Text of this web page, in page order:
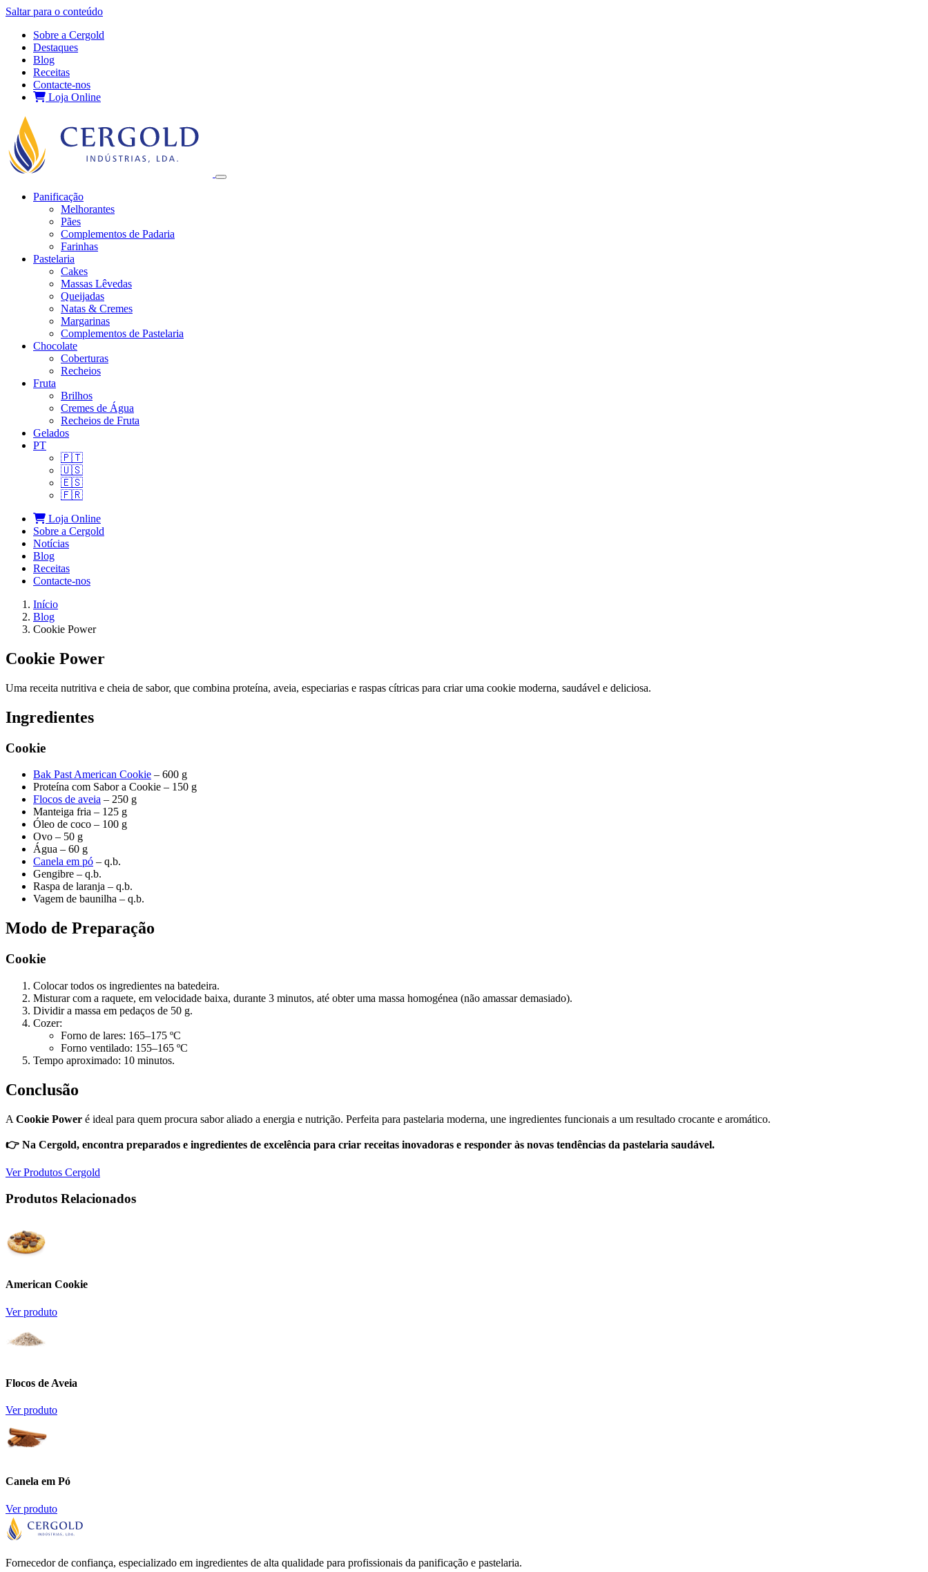
Saltar para o conteúdo
Sobre a Cergold
Destaques
Blog
Receitas
Contacte‑nos
Loja Online
Panificação
Melhorantes
Pães
Complementos de Padaria
Farinhas
Pastelaria
Cakes
Massas Lêvedas
Queijadas
Natas & Cremes
Margarinas
Complementos de Pastelaria
Chocolate
Coberturas
Recheios
Fruta
Brilhos
Cremes de Água
Recheios de Fruta
Gelados
PT
🇵🇹
🇺🇸
🇪🇸
🇫🇷
Loja Online
Sobre a Cergold
Notícias
Blog
Receitas
Contacte‑nos
Início
Blog
Cookie Power
Cookie Power
Uma receita nutritiva e cheia de sabor, que combina proteína, aveia, especiarias e raspas cítricas para criar uma cookie moderna, saudável e deliciosa.
Ingredientes
Cookie
Bak Past American Cookie – 600 g
Proteína com Sabor a Cookie – 150 g
Flocos de aveia – 250 g
Manteiga fria – 125 g
Óleo de coco – 100 g
Ovo – 50 g
Água – 60 g
Canela em pó – q.b.
Gengibre – q.b.
Raspa de laranja – q.b.
Vagem de baunilha – q.b.
Modo de Preparação
Cookie
Colocar todos os ingredientes na batedeira.
Misturar com a raquete, em velocidade baixa, durante 3 minutos, até obter uma massa homogénea (não amassar demasiado).
Dividir a massa em pedaços de 50 g.
Cozer:
Forno de lares: 165–175 ºC
Forno ventilado: 155–165 ºC
Tempo aproximado: 10 minutos.
Conclusão
A Cookie Power é ideal para quem procura sabor aliado a energia e nutrição. Perfeita para pastelaria moderna, une ingredientes funcionais a um resultado crocante e aromático.
👉 Na Cergold, encontra preparados e ingredientes de excelência para criar receitas inovadoras e responder às novas tendências da pastelaria saudável.
Ver Produtos Cergold
Produtos Relacionados
American Cookie
Ver produto
Flocos de Aveia
Ver produto
Canela em Pó
Ver produto
Fornecedor de confiança, especializado em ingredientes de alta qualidade para profissionais da panificação e pastelaria.